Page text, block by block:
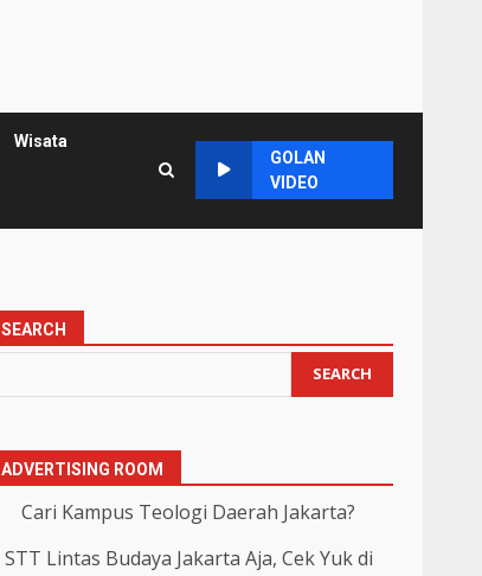
Wisata
GOLAN
VIDEO
SEARCH
SEARCH
ADVERTISING ROOM
Cari Kampus Teologi Daerah Jakarta?
STT Lintas Budaya Jakarta Aja, Cek Yuk di